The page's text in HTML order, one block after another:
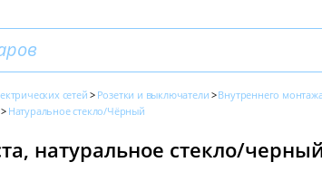
сетей Розетки и выключатели Внутреннего
Натуральное стекло/Чёрный
натуральное стекло/